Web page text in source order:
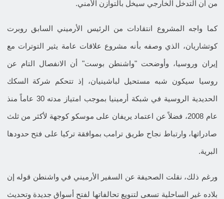
من أن التدخل الخارجي سيخل بالتوازن الأمني.
كما واجه المشروع انتقادات من الرئيس الأرميني السابق روبرت
كوتشاريان، الذي وصفه بأنه مشروع علاقات عامة يثير التوترات مع
إيران وروسيا، وأوضحت "واشنطن بوست" أن الانفصال التام عن
روسيا سيكون شبه مستحيل لباشينيان، إذ تتحكم شركة السكك
الحديدية الروسية في شبكة أرمينيا بموجب امتياز مدته 30 عاماً منذ
عام 2008، فضلاً عن اعتماد يريفان على موسكو كوجهة لأكثر من ثلث
صادراتها، وارتباط نجاح طريق ترامب بموافقة تركيا على فتح حدودها
البرية.
ورغم ذلك، نقلت الصحيفة عن السفير الأرميني في واشنطن قوله إن
بلاده غير الساحلية تسعى لتنويع تحالفاتها لفتح أسواق جديدة وتحديث